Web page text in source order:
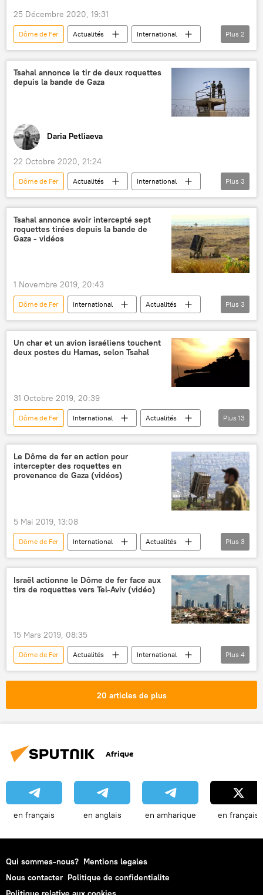
25 Décembre 2020, 19:31
Dôme de Fer Actualités
International
Israël
roquettes
Plus 2
Tsahal annonce le tir de deux roquettes
depuis la bande de Gaza
Daria Petliaeva
22 Octobre 2020, 21:24
Dôme de Fer Actualités
International
Israël
roquettes Moyen-Orient
Plus 3
Tsahal annonce avoir intercepté sept
roquettes tirées depuis la bande de
Gaza - vidéos
1 Novembre 2019, 20:43
Dôme de Fer International
Actualités
Israël
Armée de Défense d'Israël
Bande de Gaza
Plus 3
Un char et un avion israéliens touchent
deux postes du Hamas, selon Tsahal
31 Octobre 2019, 20:39
Dôme de Fer International
Actualités
Armée de Défense d'Israël
char
avion
Hamas
radicaux
Bande de Gaza
Israël
préjudice
missiles
Plus 13
Le Dôme de fer en action pour
intercepter des roquettes en
provenance de Gaza (vidéos)
5 Mai 2019, 13:08
Dôme de Fer International
Actualités
Israël
Armée de Défense d'Israël
défense antiaérienne
Plus 3
Israël actionne le Dôme de fer face aux
tirs de roquettes vers Tel-Aviv (vidéo)
15 Mars 2019, 08:35
Dôme de Fer Actualités
International
Israël
Tel Aviv
Gaza
Plus 4
20 articles de plus
Afrique
en français en anglais en amharique en français
Qui sommes-nous? Mentions legales
Nous contacter Politique de confidentialite